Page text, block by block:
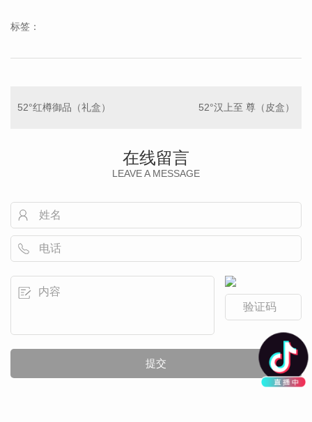
标签：
52°红樽御品（礼盒） 52°汉上至 尊（皮盒）
在线留言
LEAVE A MESSAGE